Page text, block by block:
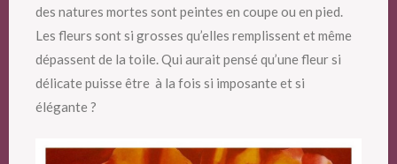
des natures mortes sont peintes en coupe ou en pied.
Les fleurs sont si grosses qu’elles remplissent et même
dépassent de la toile. Qui aurait pensé qu’une fleur si
délicate puisse être à la fois si imposante et si
élégante ?